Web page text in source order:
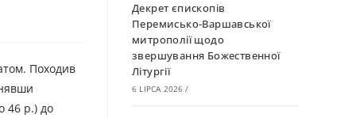
Походив
46 р.) до
Декрет єпископів
Перемисько-Варшавської
митрополії щодо
звершування Божественної
Літургії
6 LIPCA 2026 /